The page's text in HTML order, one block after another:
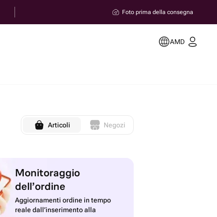
Foto prima della consegna
AMD
Articoli Negozi
Monitoraggio
dell’ordine
Aggiornamenti ordine in tempo
reale dall’inserimento alla